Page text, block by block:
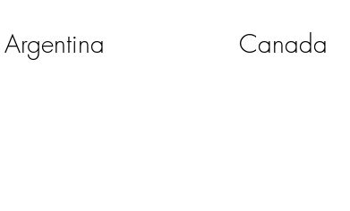
Argentina Canada